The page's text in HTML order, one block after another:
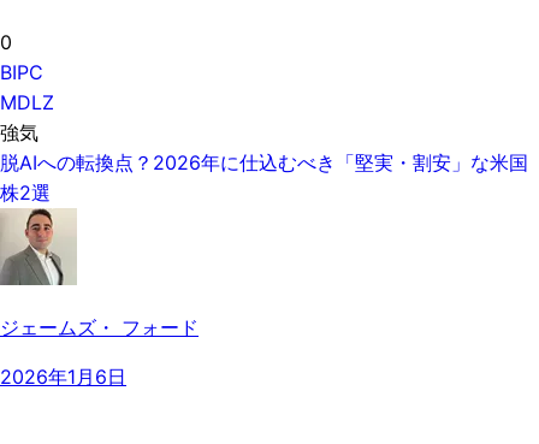
0
BIPC
MDLZ
強気
脱AIへの転換点？2026年に仕込むべき「堅実・割安」な米国
株2選
ジェームズ・ フォード
2026年1月6日